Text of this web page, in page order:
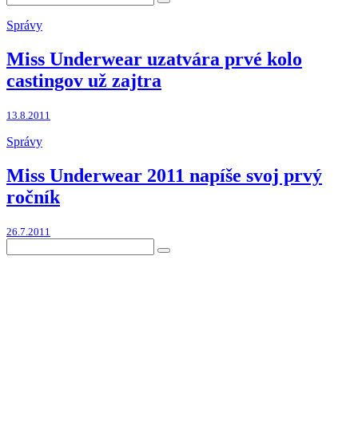
Správy
Miss Underwear uzatvára prvé kolo
castingov už zajtra
13.8.2011
Správy
Miss Underwear 2011 napíše svoj prvý
ročník
26.7.2011